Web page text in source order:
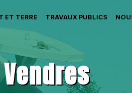
ET TERRE TRAVAUX PUBLICS